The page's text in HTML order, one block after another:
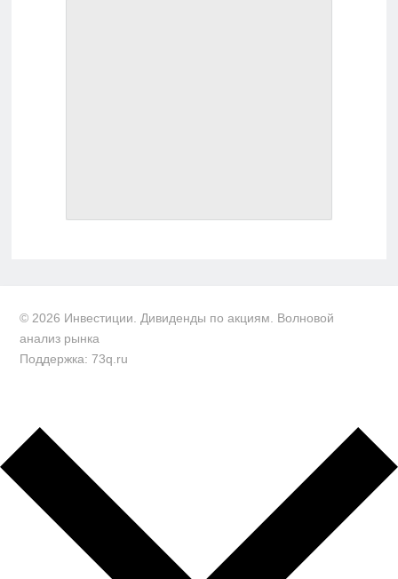
© 2026 Инвестиции. Дивиденды по акциям. Волновой
анализ рынка
Поддержка: 73q.ru